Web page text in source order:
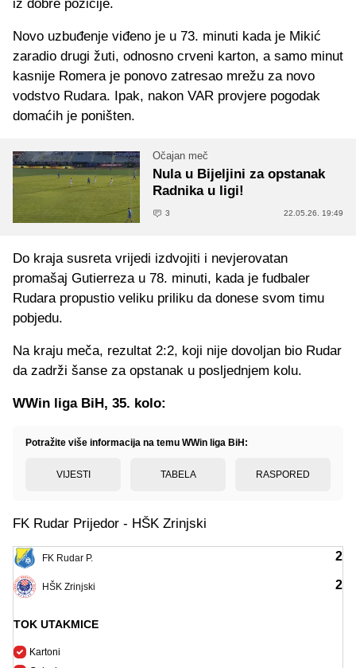
iz dobre pozicije.
Novo uzbuđenje viđeno je u 73. minuti kada je Mikić
zaradio drugi žuti, odnosno crveni karton, a samo minut
kasnije Romera je ponovo zatresao mrežu za novo
vodstvo Rudara. Ipak, nakon VAR provjere pogodak
domaćih je poništen.
Očajan meč
Nula u Bijeljini za opstanak
Radnika u ligi!
3 22.05.26. 19:49
Do kraja susreta vrijedi izdvojiti i nevjerovatan
promašaj Gutierreza u 78. minuti, kada je fudbaler
Rudara propustio veliku priliku da donese svom timu
pobjedu.
Na kraju meča, rezultat 2:2, koji nije dovoljan bio Rudar
da zadrži šanse za opstanak u posljednjem kolu.
WWin liga BiH, 35. kolo:
Potražite više informacija na temu WWin liga BiH:
VIJESTI TABELA RASPORED
FK Rudar Prijedor - HŠK Zrinjski
FK Rudar P.
HŠK Zrinjski
2
2
TOK UTAKMICE
Kartoni